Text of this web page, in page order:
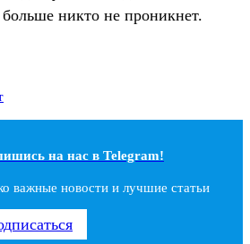
больше никто не проникнет.
на наc в Telegram!
важные новости и лучшие статьи